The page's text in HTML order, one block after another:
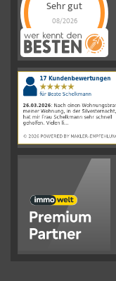
Sehr gut
08/2026
Schelkmann
Immobilienhat
|110Schelkmann
ImmobilienBewertungen
auf
werkenntdenBESTEN.de